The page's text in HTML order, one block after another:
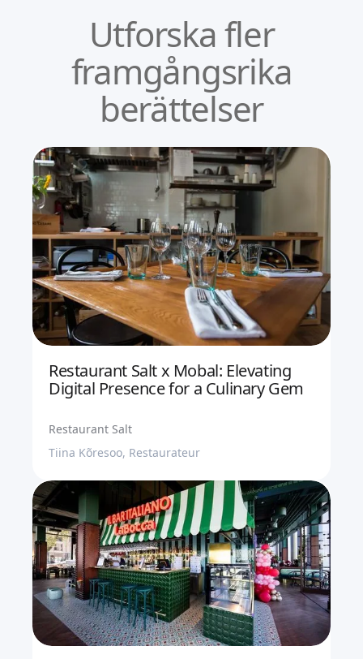
Utforska fler
framgångsrika
berättelser
Restaurant Salt x Mobal: Elevating
Digital Presence for a Culinary Gem
Restaurant Salt
Tiina Kõresoo, Restaurateur